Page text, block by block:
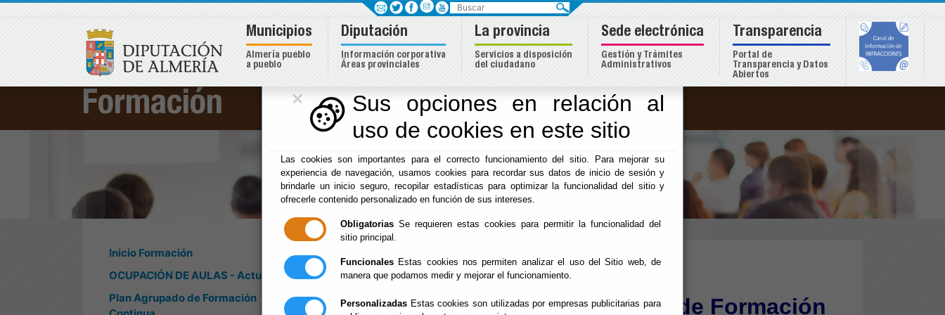
×
Sus opciones en relación al
uso de cookies en este sitio
Las cookies son importantes para el correcto funcionamiento del sitio. Para mejorar su
experiencia de navegación, usamos cookies para recordar sus datos de inicio de sesión y
brindarle un inicio seguro, recopilar estadísticas para optimizar la funcionalidad del sitio y
ofrecerle contenido personalizado en función de sus intereses.
Obligatorias Se requieren estas cookies para permitir la funcionalidad del
sitio principal.
Funcionales Estas cookies nos permiten analizar el uso del Sitio web, de
manera que podamos medir y mejorar el funcionamiento.
Personalizadas Estas cookies son utilizadas por empresas publicitarias para
Formación
Inicio Formación
OCUPACIÓN DE AULAS - Actualidad
Plan Agrupado de Formación
Inicio
Inscripciones
Cursos del Plan Agrupado de Formación
Buscar
Municipios
Almería pueblo
a pueblo
Diputación
Información corporativa
Áreas provinciales
La provincia
Servicios a disposición
del ciudadano
Sede electrónica
Gestión y Trámites
Administrativos
Transparencia
Portal de
Transparencia y Datos
Abiertos